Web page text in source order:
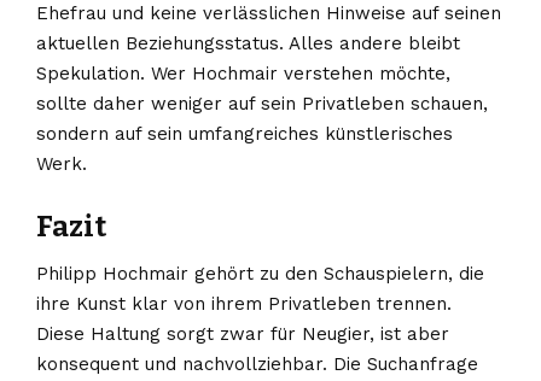
Ehefrau und keine verlässlichen Hinweise auf seinen
aktuellen Beziehungsstatus. Alles andere bleibt
Spekulation. Wer Hochmair verstehen möchte,
sollte daher weniger auf sein Privatleben schauen,
sondern auf sein umfangreiches künstlerisches
Werk.
Fazit
Philipp Hochmair gehört zu den Schauspielern, die
ihre Kunst klar von ihrem Privatleben trennen.
Diese Haltung sorgt zwar für Neugier, ist aber
konsequent und nachvollziehbar. Die Suchanfrage